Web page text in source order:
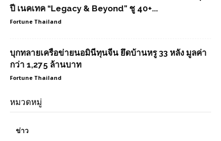
ปี เนคเทค “Legacy & Beyond” ชู 40+...
Fortune Thailand
บุกทลายเครือข่ายนอมินีทุนจีน ยึดบ้านหรู 33 หลัง มูลค่า
กว่า 1,275 ล้านบาท
Fortune Thailand
หมวดหมู่
ข่าว